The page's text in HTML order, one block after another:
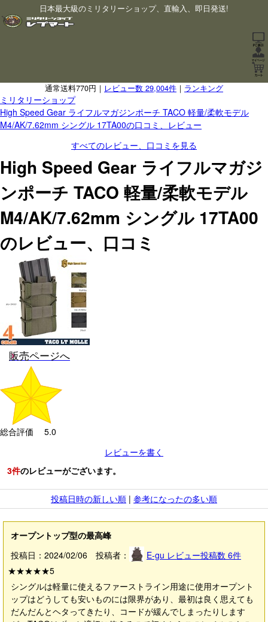
日本最大級のミリタリーショップ、直輸入、即日発送!
通常送料770円｜ レビュー数 29,004件 ｜ ランキング
ミリタリーショップ
High Speed Gear ライフルマガジンポーチ TACO 軽量/柔軟モデル
M4/AK/7.62mm シングル 17TA00の口コミ、レビュー
すべてのレビュー、口コミを見る
High Speed Gear ライフルマガジ
ンポーチ TACO 軽量/柔軟モデル
M4/AK/7.62mm シングル 17TA00
のレビュー、口コミ
販売ページへ
総合評価 5.0
レビューを書く
3件のレビューがございます。
投稿日時の新しい順 | 参考になったの多い順
オープントップ型の最高峰
投稿日：2024/02/06 投稿者：
E-gu レビュー投稿数 6件
★★★★★5
シングルは軽量に使えるファーストライン用途に使用オープント
ップはどうしても安いものには限界があり、最初は良く思えても
だんだんとヘタってきたり、コードが緩んでしまったりします